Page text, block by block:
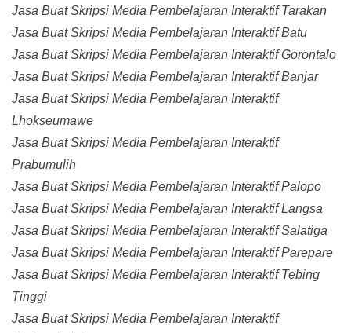
Jasa Buat Skripsi Media Pembelajaran Interaktif Tarakan
Jasa Buat Skripsi Media Pembelajaran Interaktif Batu
Jasa Buat Skripsi Media Pembelajaran Interaktif Gorontalo
Jasa Buat Skripsi Media Pembelajaran Interaktif Banjar
Jasa Buat Skripsi Media Pembelajaran Interaktif
Lhokseumawe
Jasa Buat Skripsi Media Pembelajaran Interaktif
Prabumulih
Jasa Buat Skripsi Media Pembelajaran Interaktif Palopo
Jasa Buat Skripsi Media Pembelajaran Interaktif Langsa
Jasa Buat Skripsi Media Pembelajaran Interaktif Salatiga
Jasa Buat Skripsi Media Pembelajaran Interaktif Parepare
Jasa Buat Skripsi Media Pembelajaran Interaktif Tebing
Tinggi
Jasa Buat Skripsi Media Pembelajaran Interaktif